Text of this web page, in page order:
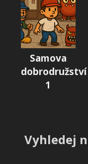
Samova
dobrodružství
1
Vyhledej